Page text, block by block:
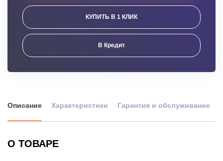
КУПИТЬ В 1 КЛИК
В Кредит
Описание Характеристики Гарантия и обслуживание
О ТОВАРЕ